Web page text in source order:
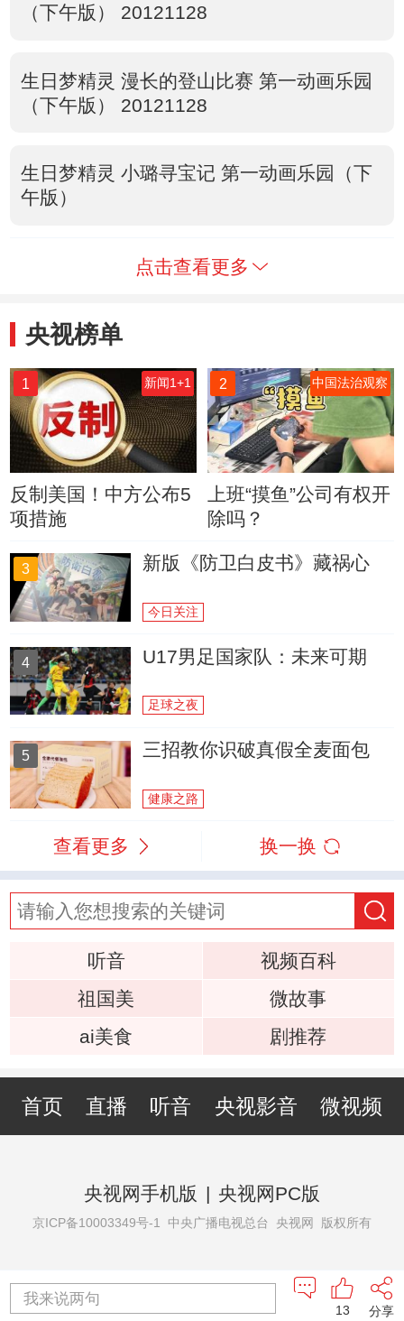
（下午版） 20121128
生日梦精灵 漫长的登山比赛 第一动画乐园
（下午版） 20121128
生日梦精灵 小璐寻宝记 第一动画乐园（下
午版）
点击查看更多
央视榜单
1 新闻1+1
反制美国！中方公布5
项措施
2 中国法治观察
上班“摸鱼”公司有权开
除吗？
3 新版《防卫白皮书》藏祸心
今日关注
4 U17男足国家队：未来可期
足球之夜
5 三招教你识破真假全麦面包
健康之路
查看更多 换一换
听音
视频百科
祖国美
微故事
ai美食
剧推荐
首页 直播 听音 央视影音 微视频
央视网手机版 | 央视网PC版
京ICP备10003349号-1 中央广播电视总台 央视网 版权所有
我来说两句
分享
13